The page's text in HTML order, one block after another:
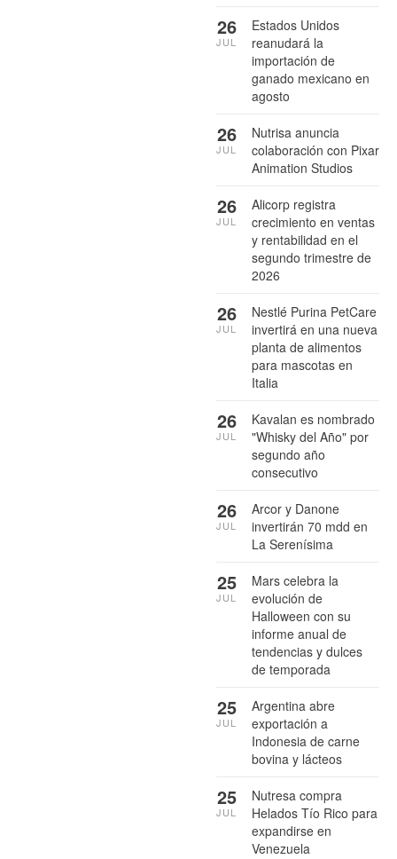
Estados Unidos
reanudará la
importación de
ganado mexicano en
agosto
26
JUL
Nutrisa anuncia
colaboración con Pixar
Animation Studios
26
JUL
Alicorp registra
crecimiento en ventas
y rentabilidad en el
segundo trimestre de
2026
26
JUL
Nestlé Purina PetCare
invertirá en una nueva
planta de alimentos
para mascotas en
Italia
26
JUL
Kavalan es nombrado
"Whisky del Año" por
segundo año
consecutivo
26
JUL
Arcor y Danone
invertirán 70 mdd en
La Serenísima
26
JUL
Mars celebra la
evolución de
Halloween con su
informe anual de
tendencias y dulces
de temporada
25
JUL
Argentina abre
exportación a
Indonesia de carne
bovina y lácteos
25
JUL
Nutresa compra
Helados Tío Rico para
expandirse en
Venezuela
25
JUL